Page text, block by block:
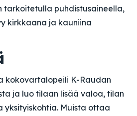
tarkoitetulla puhdistusaineella,
kirkkaana ja kauniina
kokovartalopeili K-Raudan
ja luo tilaan lisää valoa, tilan
yksityiskohtia. Muista ottaa